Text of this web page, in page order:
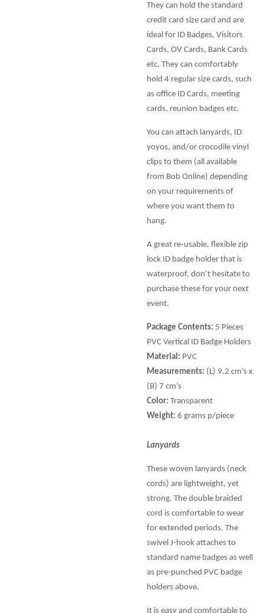
They can hold the standard
credit card size card and are
ideal for ID Badges, Visitors
Cards, OV Cards, Bank Cards
etc. They can comfortably
hold 4 regular size cards, such
as office ID Cards, meeting
cards, reunion badges etc.
You can attach lanyards, ID
yoyos, and/or crocodile vinyl
clips to them (all available
from Bob Online) depending
on your requirements of
where you want them to
hang.
A great re-usable, flexible zip
lock ID badge holder that is
waterproof, don’t hesitate to
purchase these for your next
event.
Package Contents: 5 Pieces
PVC Vertical ID Badge Holders
Material: PVC
Measurements: (L) 9.2 cm’s x
(B) 7 cm’s
Color: Transparent
Weight: 6 grams p/piece
Lanyards
These woven lanyards (neck
cords) are lightweight, yet
strong. The double braided
cord is comfortable to wear
for extended periods. The
swivel J-hook attaches to
standard name badges as well
as pre-punched PVC badge
holders above.
It is easy and comfortable to